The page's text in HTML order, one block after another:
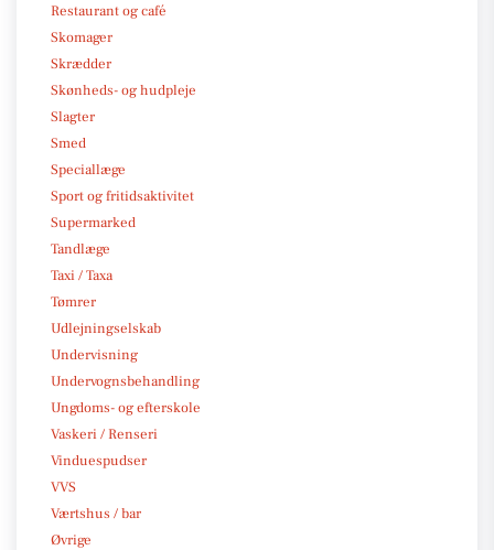
Restaurant og café
Skomager
Skrædder
Skønheds- og hudpleje
Slagter
Smed
Speciallæge
Sport og fritidsaktivitet
Supermarked
Tandlæge
Taxi / Taxa
Tømrer
Udlejningselskab
Undervisning
Undervognsbehandling
Ungdoms- og efterskole
Vaskeri / Renseri
Vinduespudser
VVS
Værtshus / bar
Øvrige